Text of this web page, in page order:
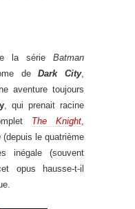
la série Batman
deDark City,
aventure toujours
, qui prenait racine
The Knight,
(depuis le quatrième
inégale (souvent
opus hausse-t-il